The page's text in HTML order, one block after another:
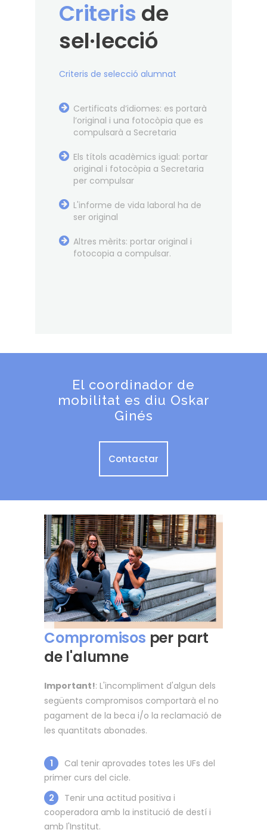
Criteris de
sel·lecció
Criteris de selecció alumnat
Certificats d’idiomes: es portarà
l’original i una fotocòpia que es
compulsarà a Secretaria
Els títols acadèmics igual: portar
original i fotocòpia a Secretaria
per compulsar
L'informe de vida laboral ha de
ser original
Altres mèrits: portar original i
fotocopia a compulsar.
El coordinador de
mobilitat es diu Oskar
Ginés
Contactar
Compromisos per part
de l'alumne
Important!: L'incompliment d'algun dels
següents compromisos comportarà el no
pagament de la beca i/o la reclamació de
les quantitats abonades.
1
Cal tenir aprovades totes les UFs del
primer curs del cicle.
2
Tenir una actitud positiva i
cooperadora amb la institució de destí i
amb l'Institut.